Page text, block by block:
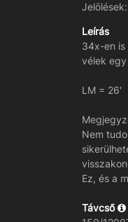
Jelölések:
Leírás
34x-en is
vélek
LM = 26'
Nem
Ez, és a
Távcső